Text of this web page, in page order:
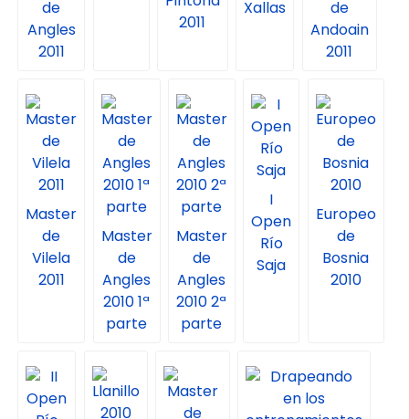
de
Angles
2011
2011
Xallas
de
Andoain
2011
Master
de
Vilela
2011
Master
de
Angles
2010 1ª
parte
Master
de
Angles
2010 2ª
parte
I
Open
Río
Saja
Europeo
de
Bosnia
2010